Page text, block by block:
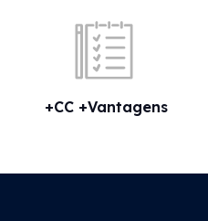
+CC +Vantagens